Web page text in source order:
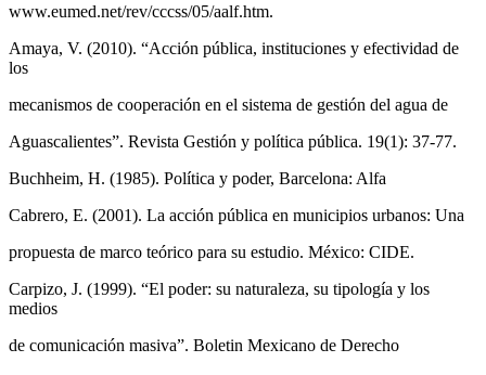
www.eumed.net/rev/cccss/05/aalf.htm.
Amaya, V. (2010). “Acción pública, instituciones y efectividad de
los
mecanismos de cooperación en el sistema de gestión del agua de
Aguascalientes”. Revista Gestión y política pública. 19(1): 37-77.
Buchheim, H. (1985). Política y poder, Barcelona: Alfa
Cabrero, E. (2001). La acción pública en municipios urbanos: Una
propuesta de marco teórico para su estudio. México: CIDE.
Carpizo, J. (1999). “El poder: su naturaleza, su tipología y los
medios
de comunicación masiva”. Boletin Mexicano de Derecho